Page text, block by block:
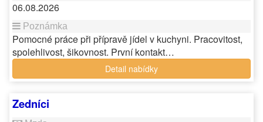
06.08.2026
Pomocné práce při přípravě jídel v kuchyni. Pracovitost,
spolehlivost, šikovnost. První kontakt…
Detail nabídky
Zedníci